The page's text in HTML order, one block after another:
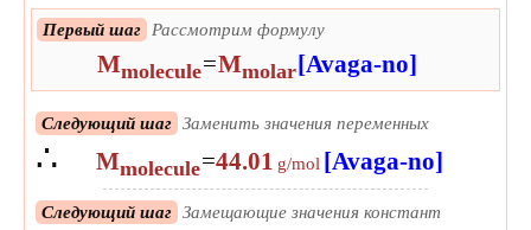
Первый шаг Рассмотрим формулу
Mmolecule=Mmolar[Avaga-no]
Следующий шаг Заменить значения переменных
∴ Mmolecule=44.01 g/mol [Avaga-no]
Следующий шаг Замещающие значения констант